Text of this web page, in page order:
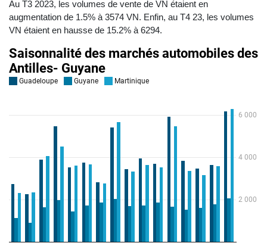
Au T3 2023, les volumes de vente de VN étaient en
augmentation de 1.5% à 3574 VN. Enfin, au T4 23, les volumes
VN étaient en hausse de 15.2% à 6294.